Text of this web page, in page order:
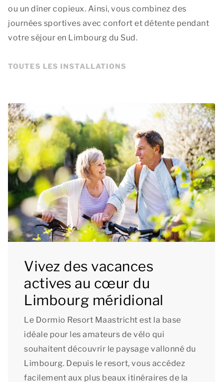
ou un dîner copieux. Ainsi, vous combinez des
journées sportives avec confort et détente pendant
votre séjour en Limbourg du Sud.
TOUTES LES INSTALLATIONS
Vivez des vacances
actives au cœur du
Limbourg méridional
Le Dormio Resort Maastricht est la base
idéale pour les amateurs de vélo qui
souhaitent découvrir le paysage vallonné du
Limbourg. Depuis le resort, vous accédez
facilement aux plus beaux itinéraires de la